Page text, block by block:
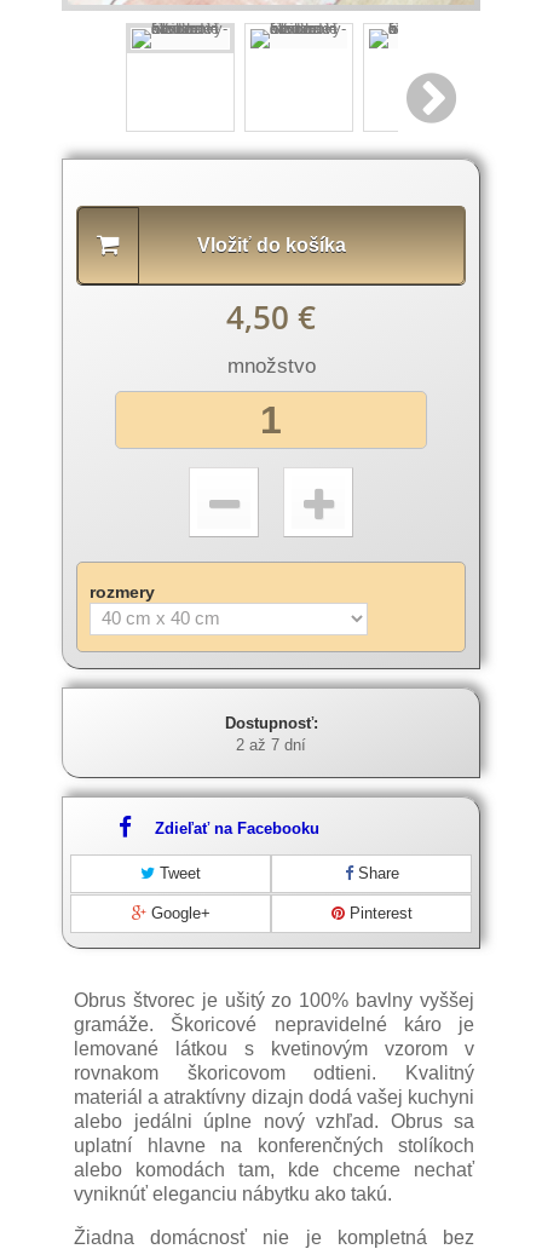
Vložiť do košíka
4,50 €
množstvo
rozmery
Dostupnosť:
2 až 7 dní
Zdieľať na Facebooku
Tweet Share
Google+ Pinterest
produktu
Obrus štvorec je ušitý zo 100% bavlny vyššej
gramáže. Škoricové nepravidelné káro je
lemované látkou s kvetinovým vzorom v
rovnakom škoricovom odtieni. Kvalitný
materiál a atraktívny dizajn dodá vašej kuchyni
alebo jedálni úplne nový vzhľad. Obrus sa
uplatní hlavne na konferenčných stolíkoch
alebo komodách tam, kde chceme nechať
vyniknúť eleganciu nábytku ako takú.
Žiadna domácnosť nie je kompletná bez